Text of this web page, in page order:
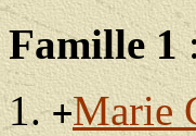
Famille 1
+Marie